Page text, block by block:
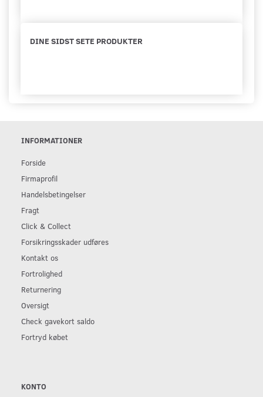
DINE SIDST SETE PRODUKTER
INFORMATIONER
Forside
Firmaprofil
Handelsbetingelser
Fragt
Click & Collect
Forsikringsskader udføres
Kontakt os
Fortrolighed
Returnering
Oversigt
Check gavekort saldo
Fortryd købet
KONTO